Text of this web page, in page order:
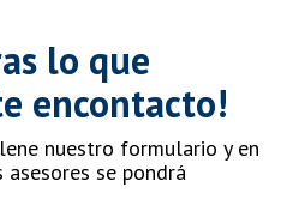
lo que
encontacto!
nuestro formulario y en
se pondrá